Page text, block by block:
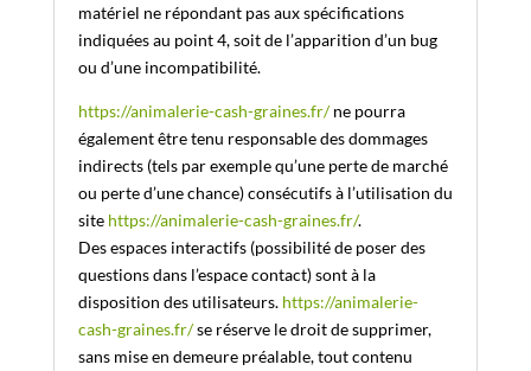
matériel ne répondant pas aux spécifications
indiquées au point 4, soit de l’apparition d’un bug
ou d’une incompatibilité.
https://animalerie-cash-graines.fr/ne pourra
également être tenu responsable des dommages
indirects (tels par exemple qu’une perte de marché
ou perte d’une chance) consécutifs à l’utilisation du
site https://animalerie-cash-graines.fr/.
Des espaces interactifs (possibilité de poser des
questions dans l’espace contact) sont à la
disposition des utilisateurs. https://animalerie-
cash-graines.fr/se réserve le droit de supprimer,
sans mise en demeure préalable, tout contenu